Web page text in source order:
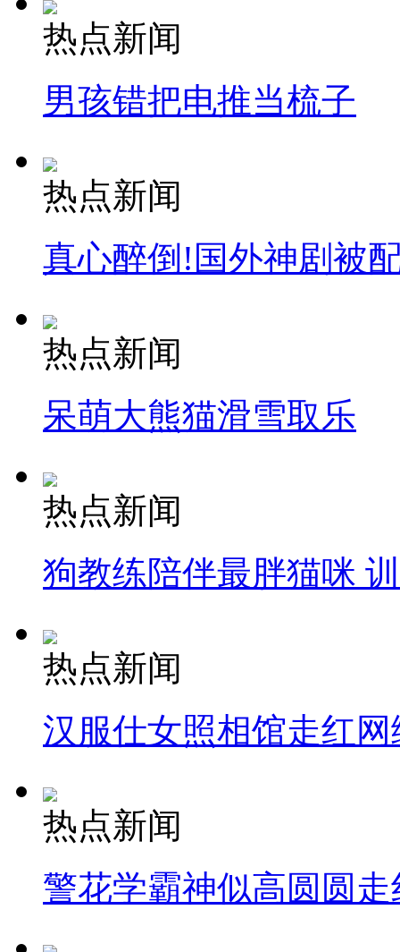
热点新闻
男孩错把电推当梳子
热点新闻
真心醉倒!国外神剧被
热点新闻
呆萌大熊猫滑雪取乐
热点新闻
狗教练陪伴最胖猫咪
热点新闻
汉服仕女照相馆走红网
热点新闻
警花学霸神似高圆圆走